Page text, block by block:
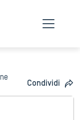
Condividi